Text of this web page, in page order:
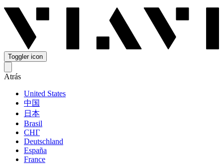
Toggler icon
Atrás
United States
中国
日本
Brasil
СНГ
Deutschland
España
France